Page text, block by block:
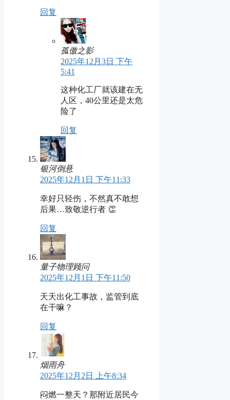
回复
孤傲之影
2025年12月3日 下午
5:41
这种化工厂就该建在无
人区，40公里还是太危
险了
回复
银河倒悬
2025年12月1日 下午11:33
幸好只轻伤，不然真不敢想
后果…致敬逆行者 👏
回复
量子物理顾问
2025年12月1日 下午11:50
天天出化工事故，监管到底
在干嘛？
回复
烟雨舟
2025年12月2日 上午8:34
闷燃一整天？那附近居民今